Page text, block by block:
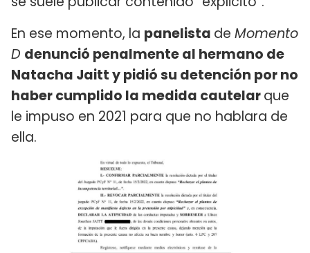
En ese momento, la panelista de Momento
D denunció penalmente al hermano de
Natacha Jaitt y pidió su detención por no
haber cumplido la medida cautelarque
le impuso en 2021 para que no hablara de
ella.